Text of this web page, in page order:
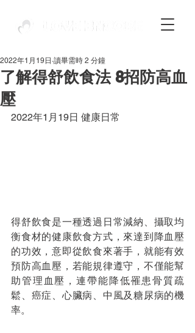
了解得舒飲食法 8招防高血
壓
2022年1月19日 讀畢需時 2 分鐘
2022年1月19日 健康日常
得舒飲食是一種透過日常減納、攝取均
衡食材的健康飲食方式，來達到降血壓
的功效，意即從飲食來著手，就能有效
預防高血壓，若能規律遵守，不僅能幫
助管理血壓，連帶能降低罹患骨質疏
鬆、癌症、心臟病、中風及糖尿病的機
率。